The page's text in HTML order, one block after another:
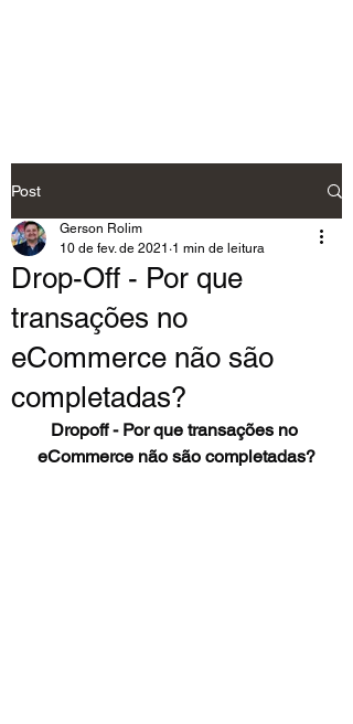
Post
Drop-Off - Por que
transações no
eCommerce não são
completadas?
Gerson Rolim
10 de fev. de 2021 1 min de leitura
Dropoff - Por que transações no
eCommerce não são completadas?